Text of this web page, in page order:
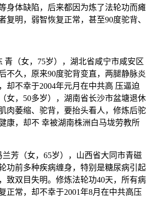
身体缺陷，后来都因为炼了法轮功而瘫
复明，弱智恢复正常，甚至90度驼背、
青（女，75岁），湖北省咸宁市咸安区
不久，原来90度驼背变直，两腿静脉炎
却不幸于2004年元月在中共高 压逼迫
女，50多岁），湖南省长沙市盆塘退休
肉萎缩、驼背，要抬头看人，修炼后驼
康，却不 幸被湖南株洲白马垅劳教所
兰芳（女，65岁），山西省大同市青磁
功前多种疾病缠身，特别是糖尿病引起
致双目失明。修炼法轮功40天，所有病
正常，却不幸于2001年8月在中共高压